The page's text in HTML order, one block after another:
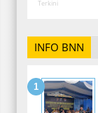
Terkini
INFO BNN